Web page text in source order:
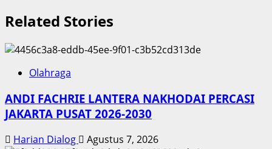
Related Stories
Olahraga
ANDI FACHRIE LANTERA NAKHODAI PERCASI
JAKARTA PUSAT 2026-2030
Harian Dialog Agustus 7, 2026